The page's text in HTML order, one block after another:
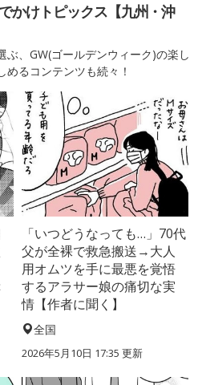
かけトピックス【九州・沖
ぶ、GW(ゴールデンウィーク)の楽し
るコンテンツも続々！
「いつどうなっても…」70代
父が全裸で救急搬送→大人
用オムツを手に最悪を覚悟
するアラサー娘の痛切な実
情【作者に聞く】
全国
2026年5月10日 17:35 更新